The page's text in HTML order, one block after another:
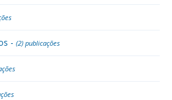
- (2) publicações